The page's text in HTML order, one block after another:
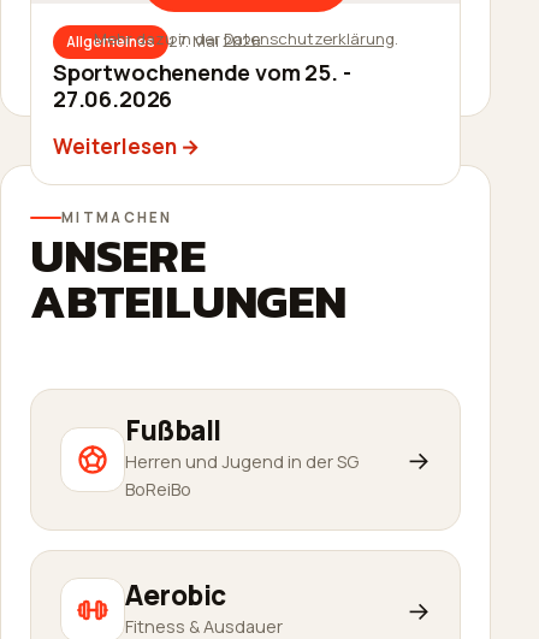
Allgemeines 27. Mai 2026
Sommerfest am 20.06.2026
Allgemeines 27. Mai 2026
Sportwochenende vom 25. -
27.06.2026
Weiterlesen
Mehr dazu in derDatenschutzerklärung.
MITMACHEN
UNSERE
ABTEILUNGEN
Fußball
Herren und Jugend in der SG
BoReiBo
→
Aerobic
Fitness & Ausdauer →